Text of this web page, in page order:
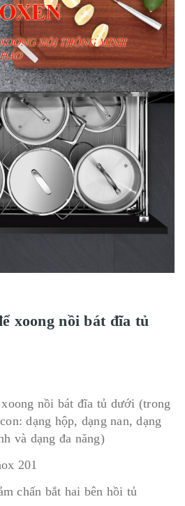
xoong nồi bát đĩa tủ
nồi bát đĩa tủ dưới (trong
dạng hộp, dạng nan, dạng
và dạng đa năng)
201
chấn bắt hai bên hồi tủ